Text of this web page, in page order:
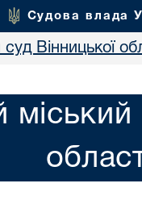
Судова влада
Вінницької
міський